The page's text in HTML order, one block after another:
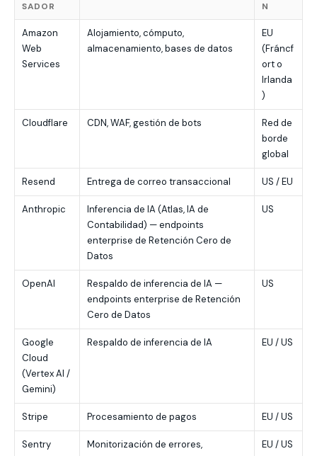
SADOR
N
Amazon
Web
Services
Alojamiento, cómputo,
almacenamiento, bases de datos
EU
(Fráncf
ort o
Irlanda
)
Cloudflare CDN, WAF, gestión de bots
Red de
borde
global
Resend Entrega de correo transaccional US / EU
Anthropic
Inferencia de IA (Atlas, IA de
Contabilidad) — endpoints
enterprise de Retención Cero de
Datos
US
OpenAI
Respaldo de inferencia de IA —
endpoints enterprise de Retención
Cero de Datos
US
Google
Cloud
(Vertex AI /
Gemini)
Respaldo de inferencia de IA EU / US
Stripe Procesamiento de pagos EU / US
Sentry
Monitorización de errores,
EU / US